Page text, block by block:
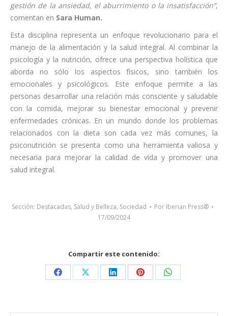
gestión de la ansiedad, el aburrimiento o la insatisfacción”,
comentan en Sara Human.
Esta disciplina representa un enfoque revolucionario para el
manejo de la alimentación y la salud integral. Al combinar la
psicología y la nutrición, ofrece una perspectiva holística que
aborda no sólo los aspectos físicos, sino también los
emocionales y psicológicos. Este enfoque permite a las
personas desarrollar una relación más consciente y saludable
con la comida, mejorar su bienestar emocional y prevenir
enfermedades crónicas. En un mundo donde los problemas
relacionados con la dieta son cada vez más comunes, la
psiconutrición se presenta como una herramienta valiosa y
necesaria para mejorar la calidad de vida y promover una
salud integral.
Sección: Destacadas, Salud y Belleza, Sociedad Por Iberian Press®
17/09/2024
Compartir este contenido:
Share
Facebook
Share
X
Share
LinkedIn
Share
Pinterest
Share
WhatsApp